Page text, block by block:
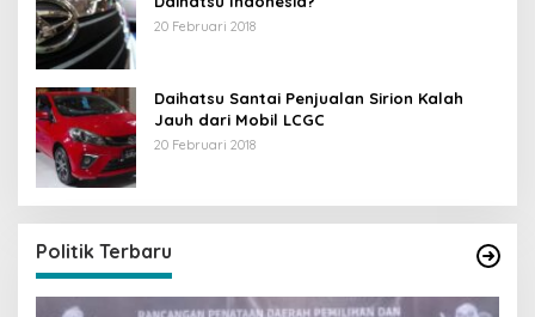
20 Februari 2018
Daihatsu Santai Penjualan Sirion Kalah
Jauh dari Mobil LCGC
20 Februari 2018
Politik Terbaru